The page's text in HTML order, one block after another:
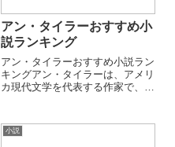
アン・タイラーおすすめ小
説ランキング
アン・タイラーおすすめ小説ラン
キングアン・タイラーは、アメリ
カ現代文学を代表する作家で、家
られています。劇的な事件より
も、日常の選択やすれ違いに潜む
小説